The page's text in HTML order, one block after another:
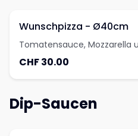
Wunschpizza - Ø40cm
Tomatensauce, Mozzarella
CHF 30.00
Dip-Saucen